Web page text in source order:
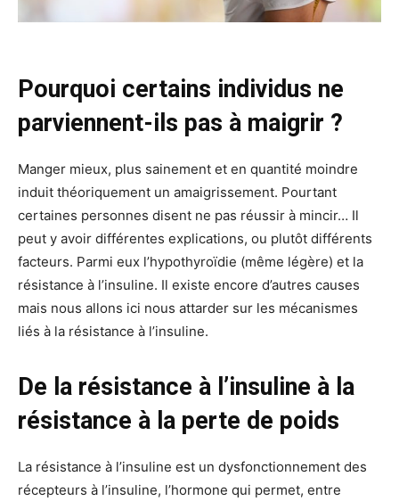
Pourquoi certains individus ne
parviennent-ils pas à maigrir ?
Manger mieux, plus sainement et en quantité moindre
induit théoriquement un amaigrissement. Pourtant
certaines personnes disent ne pas réussir à mincir… Il
peut y avoir différentes explications, ou plutôt différents
facteurs. Parmi eux l’hypothyroïdie (même légère) et la
résistance à l’insuline. Il existe encore d’autres causes
mais nous allons ici nous attarder sur les mécanismes
liés à la résistance à l’insuline.
De la résistance à l’insuline à la
résistance à la perte de poids
La résistance à l’insuline est un dysfonctionnement des
récepteurs à l’insuline, l’hormone qui permet, entre